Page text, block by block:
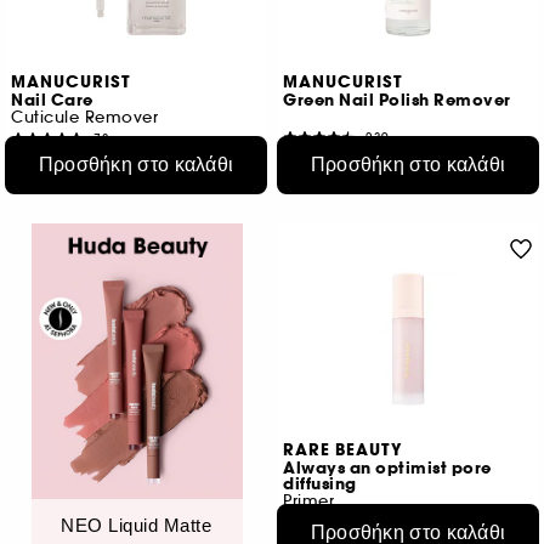
MANUCURIST
Nail Care
Cuticule Remover
73
€ 16,95
Προσθήκη στο καλάθι
MANUCURIST
Green Nail Polish Remover
239
€ 14,95
Προσθήκη στο καλάθι
ΝΕΟ Liquid Matte
RARE BEAUTY
Always an optimist pore
diffusing
Primer
321
Προσθήκη στο καλάθι